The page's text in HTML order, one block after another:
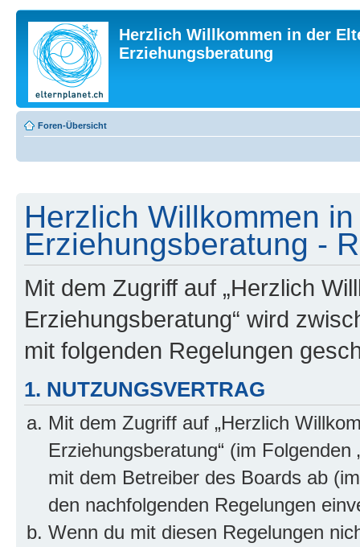
Herzlich Willkommen in der
Erziehungsberatung
Foren-Übersicht
Herzlich Willkommen
Erziehungsberatung -
Mit dem Zugriff auf „Herzlich
Erziehungsberatung“ wird
mit folgenden Regelungen
1. NUTZUNGSVERTRAG
Mit dem Zugriff auf „Herzlich
Erziehungsberatung“ (im
mit dem Betreiber des Boards ab
den nachfolgenden Regelungen
Wenn du mit diesen Regelungen